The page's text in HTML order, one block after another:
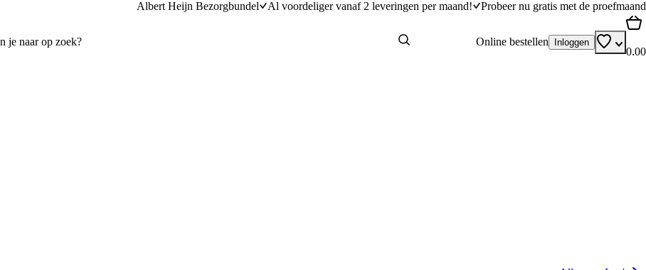
Albert Heijn Bezorgbundel Al voordeliger vanaf 2 leveringen per maand! Probeer nu gratis met de proefmaand
Online bestellen Inloggen
0.00